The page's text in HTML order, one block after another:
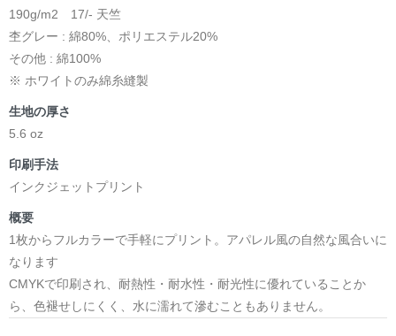
190g/m2 17/- 天竺
杢グレー : 綿80%、ポリエステル20%
その他 : 綿100%
※ ホワイトのみ綿糸縫製
生地の厚さ
5.6 oz
印刷手法
インクジェットプリント
概要
1枚からフルカラーで手軽にプリント。アパレル風の自然な風合いに
なります
CMYKで印刷され、耐熱性・耐水性・耐光性に優れていることか
ら、色褪せしにくく、水に濡れて滲むこともありません。